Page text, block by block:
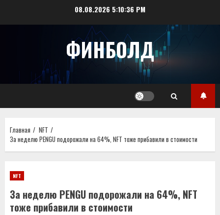
08.08.2026 5:10:36 PM
ФИНБОЛД
Главная
NFT
За неделю PENGU подорожали на 64%, NFT тоже прибавили в стоимости
NFT
За неделю PENGU подорожали на 64%, NFT
тоже прибавили в стоимости